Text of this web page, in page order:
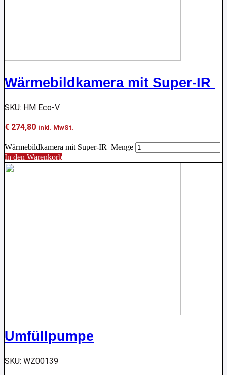
Wärmebildkamera mit Super-IR
SKU: HM Eco-V
€ 274,80 inkl. MwSt.
Wärmebildkamera mit Super-IR Menge
In den Warenkorb
Umfüllpumpe
SKU: WZ00139